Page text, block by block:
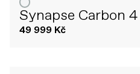
Synapse Carbon 4
49 999 Kč